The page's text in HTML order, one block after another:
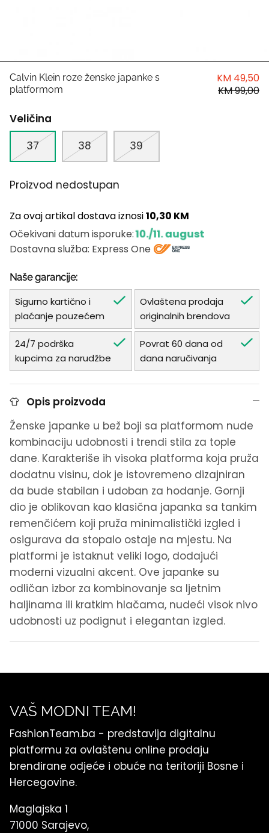
LIU JO
Harvard
Calvin Klein roze ženske japanke s
platformom
KM 49,50
KM 99,00
Veličina
37
38 39
Proizvod nedostupan
Za ovaj artikal dostava iznosi10,30 KM
Očekivani datum isporuke:10./11. august
Dostavna služba: Express One
Naše garancije:
Sigurno kartično i
plaćanje pouzećem
Ovlaštena prodaja
originalnih brendova
24/7 podrška
kupcima za narudžbe
Povrat 60 dana od
dana naručivanja
Opis proizvoda
Ženske japanke u bež boji sa platformom nude
kombinaciju udobnosti i trendi stila za tople
dane. Karakteriše ih visoka platforma koja pruža
dodatnu visinu, dok je istovremeno dizajniran
da bude stabilan i udoban za hodanje. Gornji
dio je oblikovan kao klasična japanka sa tankim
remenčićem koji pruža minimalistički izgled i
osigurava da stopalo ostaje na mjestu. Na
platformi je istaknut veliki logo, dodajući
moderni vizualni akcent. Ove japanke su
odličan izbor za kombinovanje sa ljetnim
haljinama ili kratkim hlačama, nudeći visok nivo
udobnosti uz podignut i elegantan izgled.
VAŠ MODNI TEAM!
FashionTeam.ba - predstavlja digitalnu
platformu za ovlaštenu online prodaju
brendirane odjeće i obuće na teritoriji Bosne i
Hercegovine.
Maglajska 1
71000 Sarajevo,